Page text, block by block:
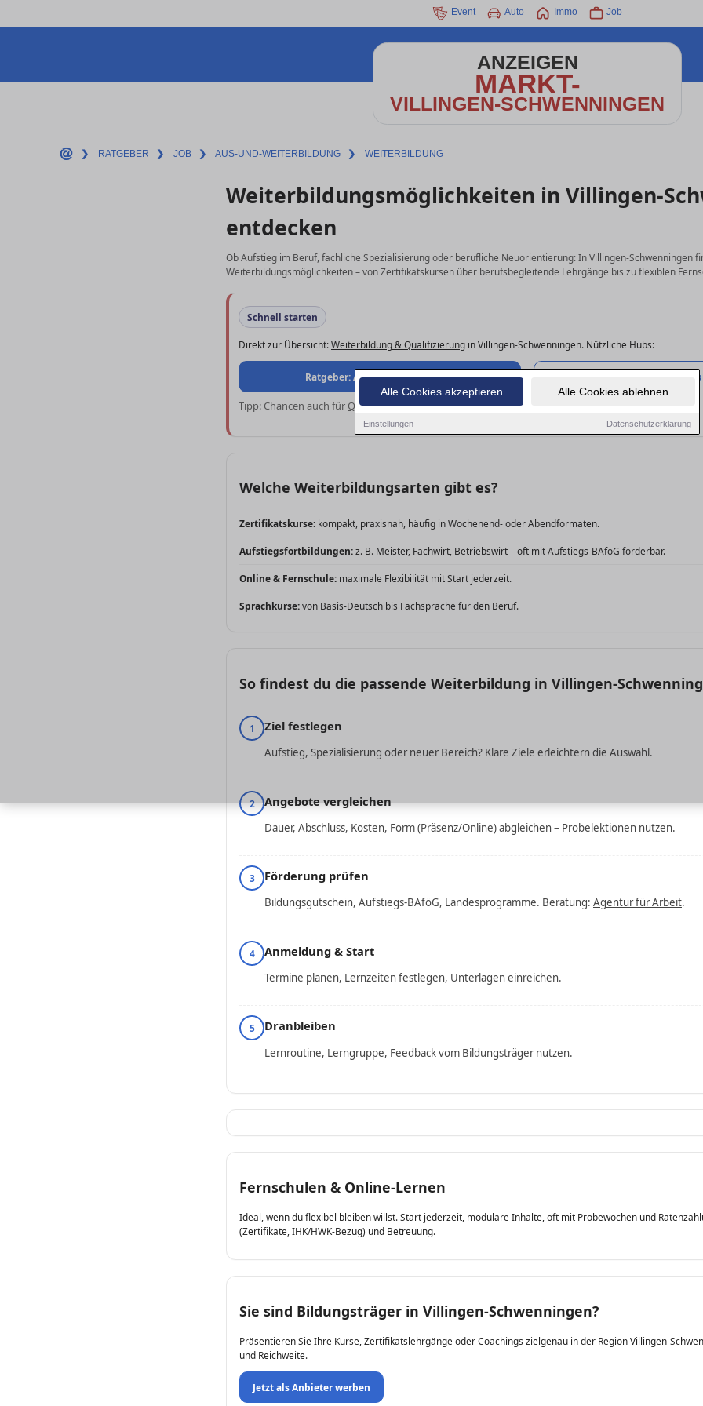
Alle Cookies akzeptieren Alle Cookies ablehnen
Einstellungen Datenschutzerklärung
Event Auto Immo Job
ANZEIGEN
MARKT-
VILLINGEN-SCHWENNINGEN
❯ RATGEBER ❯ JOB ❯ AUS-UND-WEITERBILDUNG ❯ WEITERBILDUNG
Weiterbildungsmöglichkeiten in Villingen-
entdecken
Ob Aufstieg im Beruf, fachliche Spezialisierung oder berufliche Neuorientierung: In Villingen-Schwenningen
Weiterbildungsmöglichkeiten – von Zertifikatskursen über berufsbegleitende Lehrgänge bis zu flexiblen
Schnell starten
Direkt zur Übersicht:Weiterbildung & Qualifizierung in Villingen-Schwenningen. Nützliche Hubs:
Ratgeber: Aus- & Weiterbildung Zu den Jobs
Tipp: Chancen auch für Quereinsteigerprüfen.
Welche Weiterbildungsarten gibt es?
Zertifikatskurse: kompakt, praxisnah, häufig in Wochenend- oder Abendformaten.
Aufstiegsfortbildungen:z. B. Meister, Fachwirt, Betriebswirt – oft mit Aufstiegs-BAföG förderbar.
Online & Fernschule: maximale Flexibilität mit Start jederzeit.
Sprachkurse:von Basis-Deutsch bis Fachsprache für den Beruf.
So findest du die passende Weiterbildung in Villingen-
1 Ziel festlegen
Aufstieg, Spezialisierung oder neuer Bereich? Klare Ziele erleichtern die Auswahl.
2 Angebote vergleichen
Dauer, Abschluss, Kosten, Form (Präsenz/Online) abgleichen – Probelektionen nutzen.
3 Förderung prüfen
Bildungsgutschein, Aufstiegs-BAföG, Landesprogramme. Beratung: Agentur für Arbeit.
4 Anmeldung & Start
Termine planen, Lernzeiten festlegen, Unterlagen einreichen.
5 Dranbleiben
Lernroutine, Lerngruppe, Feedback vom Bildungsträger nutzen.
Fernschulen & Online-Lernen
Ideal, wenn du flexibel bleiben willst. Start jederzeit, modulare Inhalte, oft mit Probewochen und
(Zertifikate, IHK/HWK-Bezug) und Betreuung.
Sie sind Bildungsträger in Villingen-Schwenningen?
Präsentieren Sie Ihre Kurse, Zertifikatslehrgänge oder Coachings zielgenau in der Region Villingen-
und Reichweite.
Jetzt als Anbieter werben